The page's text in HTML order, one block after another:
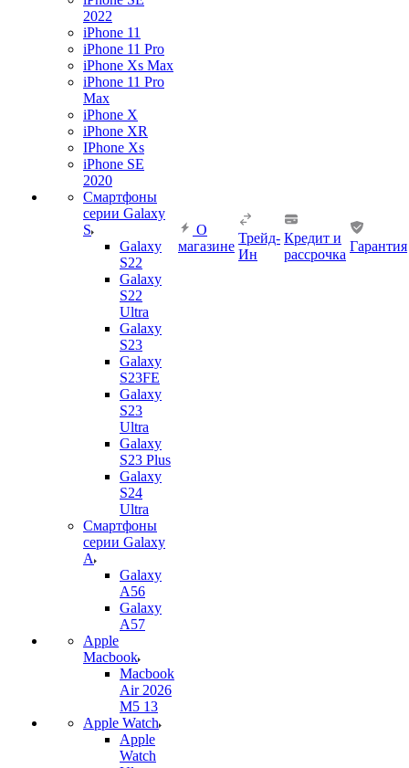
2022
iPhone 11
iPhone 11 Pro
iPhone Xs Max
iPhone 11 Pro
Max
iPhone X
iPhone XR
IPhone Xs
iPhone SE
2020
Смартфоны
серии Galaxy
S
Galaxy
S22
Galaxy
S22
Ultra
Galaxy
S23
Galaxy
S23FE
Galaxy
S23
Ultra
Galaxy
S23 Plus
Galaxy
S24
Ultra
Смартфоны
серии Galaxy
A
Galaxy
A56
Galaxy
A57
Apple
Macbook
Macbook
Air 2026
M5 13
Apple Watch
Apple
Watch
О
магазине
Трейд-
Ин
Кредит и
рассрочка
Гарантия